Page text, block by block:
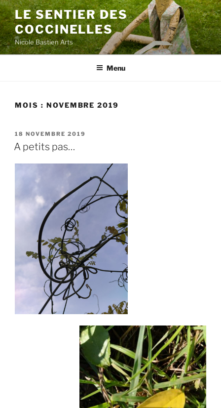
Aller
au
contenu
principal
LE SENTIER DES
COCCINELLES
Nicole Bastien Arts
Menu
MOIS : NOVEMBRE 2019
PUBLIÉ
LE
18 NOVEMBRE 2019
A petits pas…